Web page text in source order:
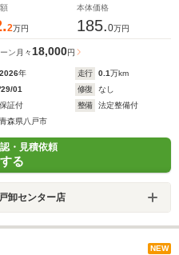
2万円
本体価格
185.0万円
ン 月々 18,000円
2026年 走行 0.1万km
'29/01 修復
なし
保証付 整備
法定整備付
青森県八戸市
・見積依頼
る
卸センター店
NEW